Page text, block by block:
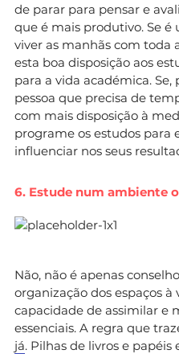
de parar para pensar e
que é mais produtivo. Se é
viver as manhãs com toda
esta boa disposição aos
para a vida académica.
pessoa que precisa de
com mais disposição à
programe os estudos para
influenciar nos seus
6. Estude num ambiente
Não, não é apenas
organização dos espaços
capacidade de assimilar e
essenciais. A regra que
já. Pilhas de livros e papéis